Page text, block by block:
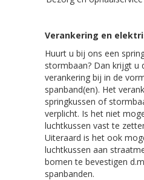
Verankering en
Huurt u bij ons een
stormbaan? Dan krijgt u
verankering bij in de
spanband(en). Het
springkussen of
verplicht. Is het niet
luchtkussen vast te
Uiteraard is het ook
luchtkussen aan
bomen te bevestigen
spanbanden.